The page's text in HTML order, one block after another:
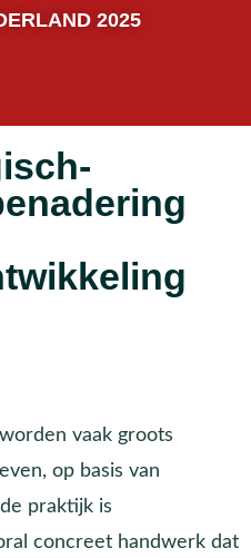
2025
vaak groots
op basis van
praktijk is
concreet handwerk dat